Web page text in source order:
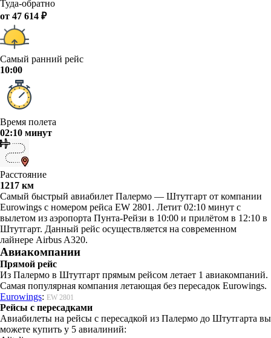
Туда-обратно
от 47 614 ₽
Самый ранний рейс
10:00
Время полета
02:10 минут
Расстояние
1217 км
Самый быстрый авиабилет Палермо — Штутгарт от компании
Eurowings с номером рейса EW 2801. Летит 02:10 минут с
вылетом из аэропорта Пунта-Рейзи в 10:00 и прилётом в 12:10 в
Штутгарт. Данный рейс осуществляется на современном
лайнере Airbus A320.
Авиакомпании
Прямой рейс
Из Палермо в Штутгарт прямым рейсом летает 1 авиакомпаний.
Самая популярная компания летающая без пересадок Eurowings.
Eurowings: EW 2801
Рейсы с пересадками
Авиабилеты на рейсы с пересадкой из Палермо до Штутгарта вы
можете купить у 5 авиалиний: